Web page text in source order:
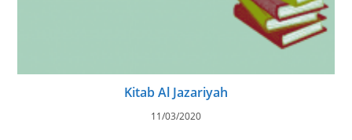
Kitab Al Jazariyah
11/03/2020